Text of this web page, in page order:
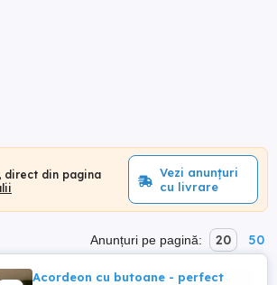
direct din pagina
Vezi anunțuri
cu livrare
Anunțuri pe pagină: 20 50
Acordeon cu butoane - perfect